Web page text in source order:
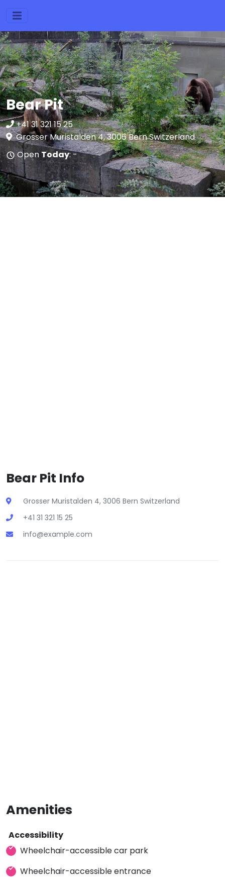
Bear Pit
+41 31 321 15 25
Grosser Muristalden 4, 3006 Bern Switzerland
OpenToday: -
Bear Pit Info
Grosser Muristalden 4, 3006 Bern Switzerland
+41 31 321 15 25
info@example.com
Amenities
Accessibility
Wheelchair-accessible car park
Wheelchair-accessible entrance